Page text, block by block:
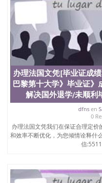
办理法国文凭[毕业证成
巴黎第十大学》毕业证
解决国外退学/未顺利
dfnsen
0
办理法国文凭我们在保证合理定
和效率不断优化，为您倾情诠释什
信